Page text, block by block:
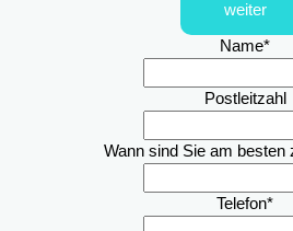
weiter
Name*
Postleitzahl
Wann sind Sie am besten
Telefon*